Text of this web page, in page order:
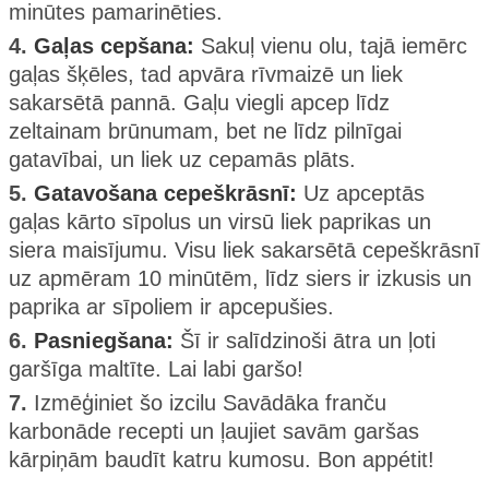
minūtes pamarinēties.
4. Gaļas cepšana: Sakuļ vienu olu, tajā iemērc
gaļas šķēles, tad apvāra rīvmaizē un liek
sakarsētā pannā. Gaļu viegli apcep līdz
zeltainam brūnumam, bet ne līdz pilnīgai
gatavībai, un liek uz cepamās plāts.
5. Gatavošana cepeškrāsnī: Uz apceptās
gaļas kārto sīpolus un virsū liek paprikas un
siera maisījumu. Visu liek sakarsētā cepeškrāsnī
uz apmēram 10 minūtēm, līdz siers ir izkusis un
paprika ar sīpoliem ir apcepušies.
6. Pasniegšana: Šī ir salīdzinoši ātra un ļoti
garšīga maltīte. Lai labi garšo!
7. Izmēģiniet šo izcilu Savādāka franču
karbonāde recepti un ļaujiet savām garšas
kārpiņām baudīt katru kumosu. Bon appétit!